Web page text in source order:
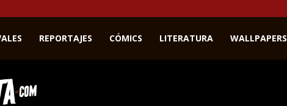
REPORTAJES CÓMICS LITERATURA WALLPAPERS